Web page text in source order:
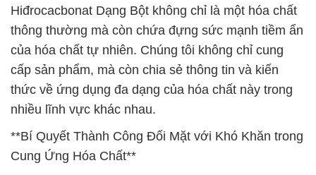
Hiđrocacbonat Dạng Bột không chỉ là một hóa chất
thông thường mà còn chứa đựng sức mạnh tiềm ẩn
của hóa chất tự nhiên. Chúng tôi không chỉ cung
cấp sản phẩm, mà còn chia sẻ thông tin và kiến
thức về ứng dụng đa dạng của hóa chất này trong
nhiều lĩnh vực khác nhau.
**Bí Quyết Thành Công Đối Mặt với Khó Khăn trong
Cung Ứng Hóa Chất**